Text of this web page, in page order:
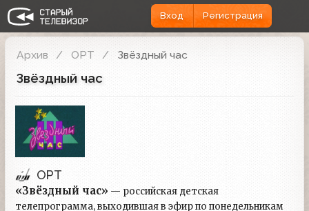
Вход Регистрация
Архив ОРТ Звёздный час
Звёздный час
ОРТ
«Звёздный час» — российская детская
телепрограмма, выходившая в эфир по понедельникам